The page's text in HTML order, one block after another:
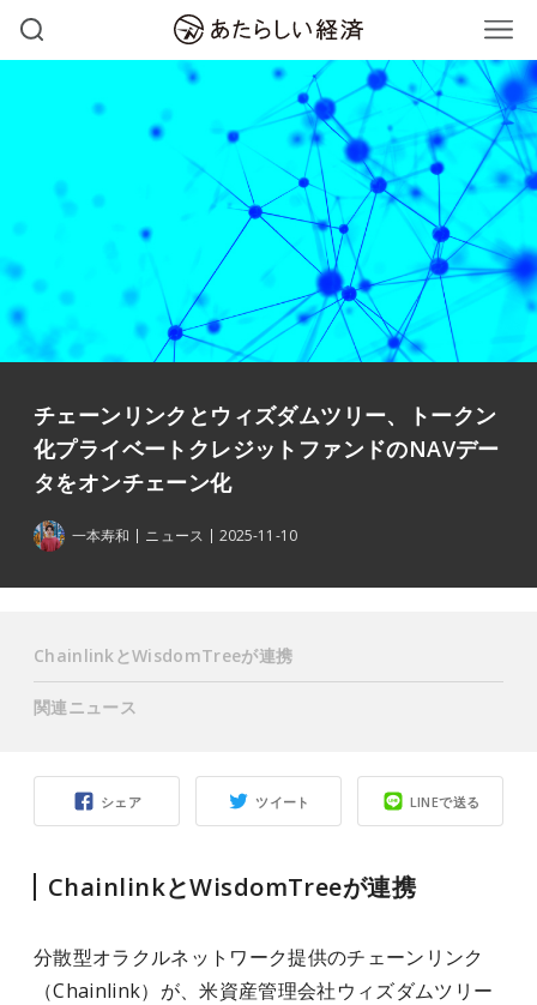
チェーンリンクとウィズダムツリー、トークン
化プライベートクレジットファンドのNAVデー
タをオンチェーン化
一本寿和 ニュース 2025-11-10
シェア ツイート LINEで送る
ChainlinkとWisdomTreeが連携
分散型オラクルネットワーク提供のチェーンリンク
（Chainlink）が、米資産管理会社ウィズダムツリー
ChainlinkとWisdomTreeが連携
関連ニュース